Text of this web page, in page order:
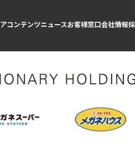
コンテンツニュースお客様窓口会社情報